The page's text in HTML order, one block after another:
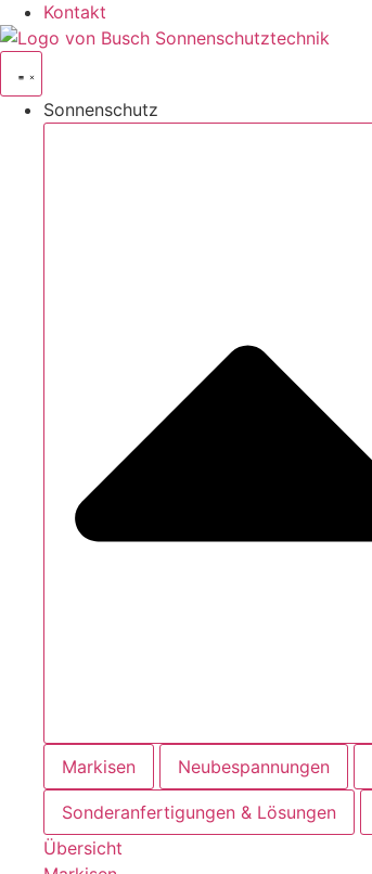
Kontakt
Sonnenschutz
Markisen Neubespannungen
Sonderanfertigungen & Lösungen
Übersicht